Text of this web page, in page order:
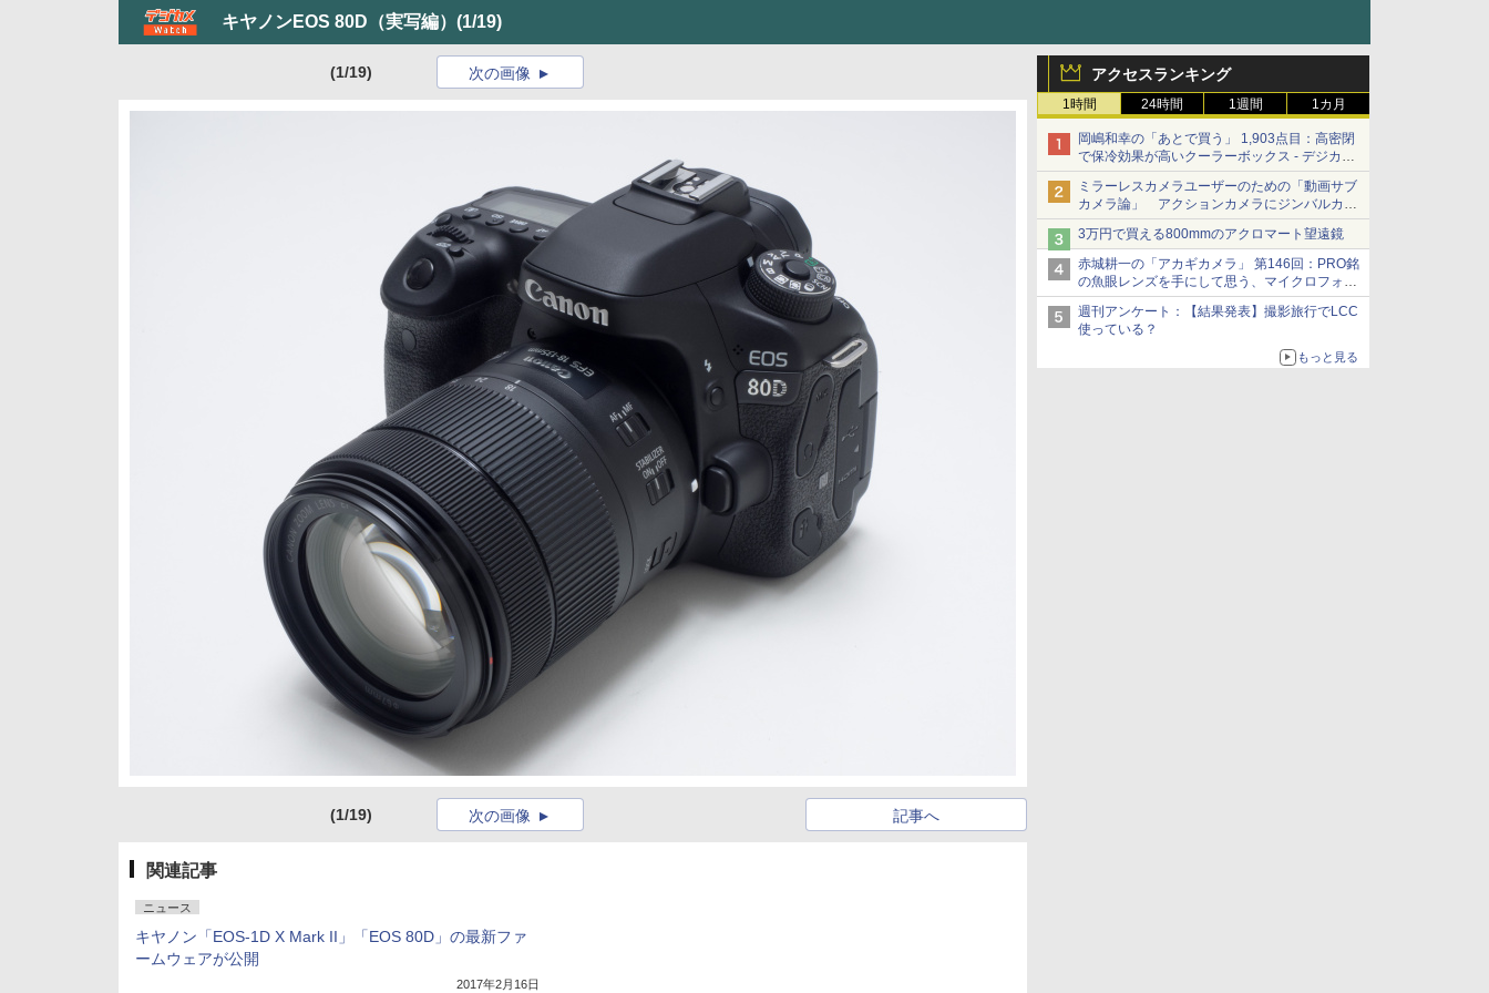
キヤノンEOS 80D（実写編） (1/19)
アクセスランキング
1時間 24時間 1週間 1カ月
岡嶋和幸の「あとで買う」 1,903点目：高密閉
で保冷効果が高いクーラーボックス - デジカメ
Watch
ミラーレスカメラユーザーのための「動画サブ
カメラ論」 アクションカメラにジンバルカメ
ラ……その実質的な違いは？
3万円で買える800mmのアクロマート望遠鏡
赤城耕一の「アカギカメラ」 第146回：PRO銘
の魚眼レンズを手にして思う、マイクロフォー
サーズへの期待と可能性
週刊アンケート：【結果発表】撮影旅行でLCC
使っている？
もっと見る
(1/19) 次の画像
(1/19) 記事へ
次の画像
関連記事
ニュース
キヤノン「EOS-1D X Mark II」「EOS 80D」の最新ファ
ームウェアが公開
2017年2月16日